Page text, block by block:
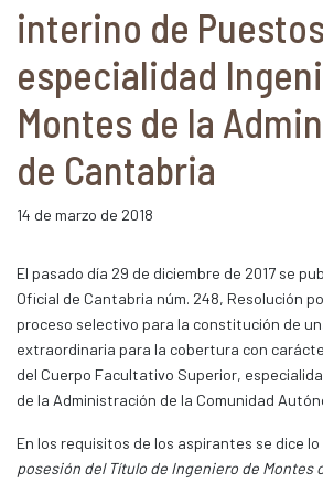
interino de
especialidad
Montes de la
de Cantabria
14 de marzo de 2018
El pasado día 29 de diciembre de 2017 se
Oficial de Cantabria núm. 248, Resolución
proceso selectivo para la constitución de
extraordinaria para la cobertura con
del Cuerpo Facultativo Superior,
de la Administración de la Comunidad
En los requisitos de los aspirantes se dice
posesión del Título de Ingeniero de Montes